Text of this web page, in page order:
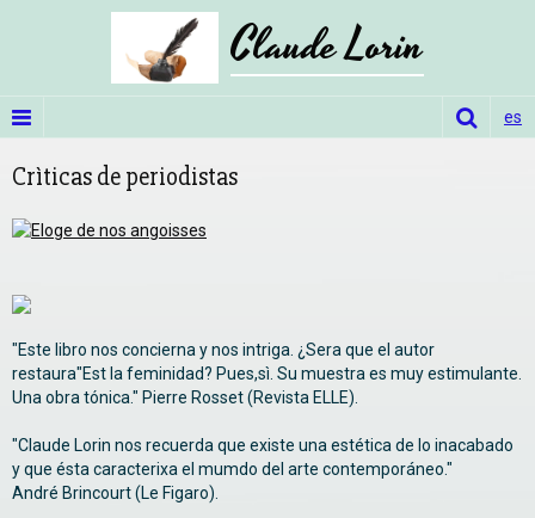
Claude Lorin
es
Crìticas de periodistas
"Este libro nos concierna y nos intriga. ¿Sera que el autor
restaura"Est la feminidad? Pues,sì. Su muestra es muy estimulante.
Una obra tónica." Pierre Rosset (Revista ELLE).
"Claude Lorin nos recuerda que existe una estética de lo inacabado
y que ésta caracterixa el mumdo del arte contemporáneo."
André Brincourt (Le Figaro).